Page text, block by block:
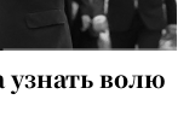
волю